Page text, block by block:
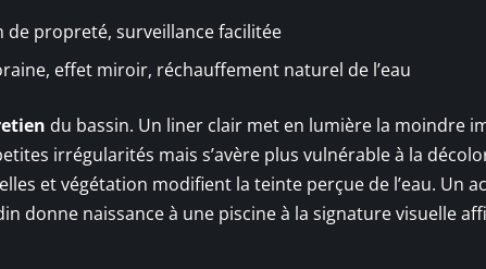
de propreté, surveillance facilitée
effet miroir, réchauffement naturel de l’eau
du bassin. Un liner clair met en lumière la moindre
irrégularités mais s’avère plus vulnérable à la
et végétation modifient la teinte perçue de l’eau. Un
donne naissance à une piscine à la signature visuelle